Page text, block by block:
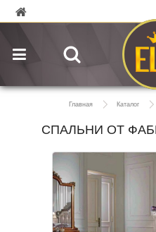
Главная Каталог
СПАЛЬНИ ОТ